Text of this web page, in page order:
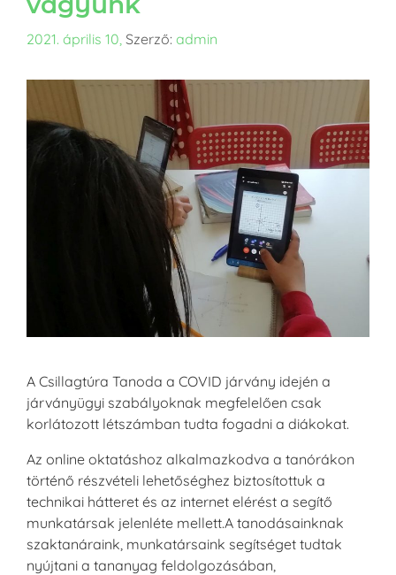
2021. április 10, Szerző: admin
A Csillagtúra Tanoda a COVID járvány idején a
járványügyi szabályoknak megfelelően csak
korlátozott létszámban tudta fogadni a diákokat.
Az online oktatáshoz alkalmazkodva a tanórákon
történő részvételi lehetőséghez biztosítottuk a
technikai hátteret és az internet elérést a segítő
munkatársak jelenléte mellett.A tanodásainknak
szaktanáraink, munkatársaink segítséget tudtak
nyújtani a tananyag feldolgozásában,